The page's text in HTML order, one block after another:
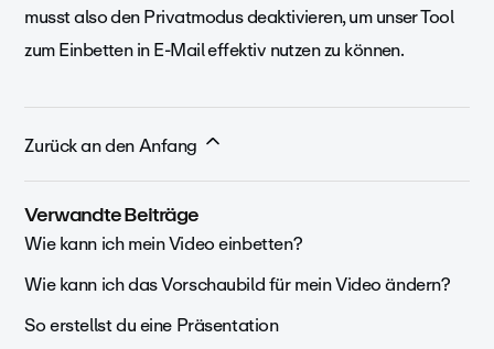
musst also den Privatmodus deaktivieren, um unser Tool
zum Einbetten in E-Mail effektiv nutzen zu können.
Zurück an den Anfang
Verwandte Beiträge
Wie kann ich mein Video einbetten?
Wie kann ich das Vorschaubild für mein Video ändern?
So erstellst du eine Präsentation